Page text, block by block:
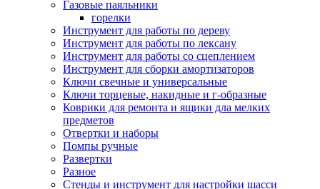
Газовые паяльники
горелки
Инструмент для работы по дереву
Инструмент для работы по лексану
Инструмент для работы со сцеплением
Инструмент для сборки амортизаторов
Ключи свечные и универсальные
Ключи торцевые, накидные и г-образные
Коврики для ремонта и ящики дла мелких
предметов
Отвертки и наборы
Помпы ручные
Развертки
Разное
Стенды и инструмент для настройки шасси